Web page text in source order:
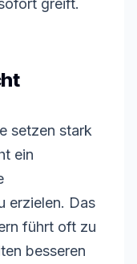
setzen stark
ein
erzielen. Das
führt oft zu
besseren